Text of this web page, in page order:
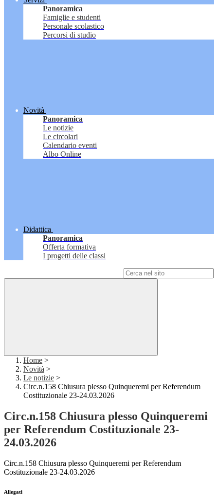
Panoramica
Famiglie e studenti
Personale scolastico
Percorsi di studio
Novità
Panoramica
Le notizie
Le circolari
Calendario eventi
Albo Online
Didattica
Panoramica
Offerta formativa
I progetti delle classi
Home >
Novità >
Le notizie >
Circ.n.158 Chiusura plesso Quinqueremi per Referendum
Costituzionale 23-24.03.2026
Circ.n.158 Chiusura plesso Quinqueremi
per Referendum Costituzionale 23-
24.03.2026
Circ.n.158 Chiusura plesso Quinqueremi per Referendum
Costituzionale 23-24.03.2026
Allegati